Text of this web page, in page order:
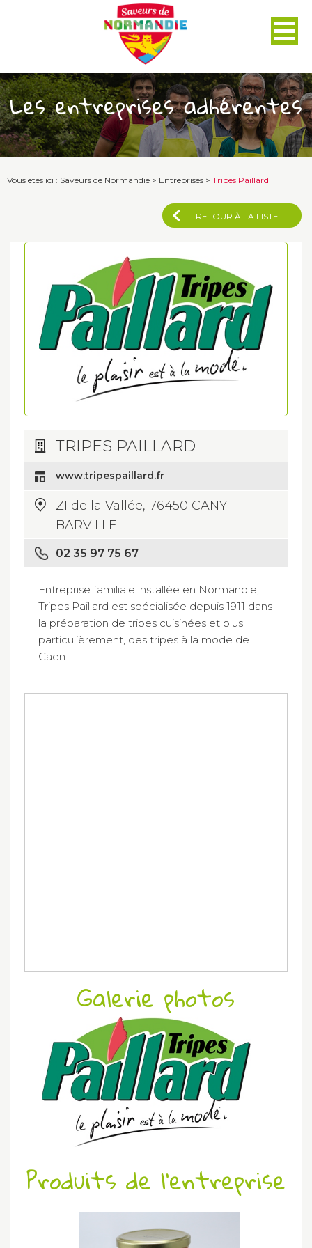
Les entreprises adhérentes
Vous êtes ici : Saveurs de Normandie > Entreprises > Tripes Paillard
RETOUR À LA LISTE
TRIPES PAILLARD
www.tripespaillard.fr
ZI de la Vallée, 76450 CANY
BARVILLE
02 35 97 75 67
Entreprise familiale installée en Normandie,
Tripes Paillard est spécialisée depuis 1911 dans
la préparation de tripes cuisinées et plus
particulièrement, des tripes à la mode de
Caen.
Galerie photos
Produits de l'entreprise
Panneau de gestion des cookies